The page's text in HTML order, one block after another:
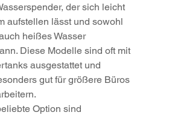
der sich leicht
aufstellen lässt und sowohl
heißes Wasser
Diese Modelle sind oft mit
ausgestattet und
gut für größere Büros
Option sind